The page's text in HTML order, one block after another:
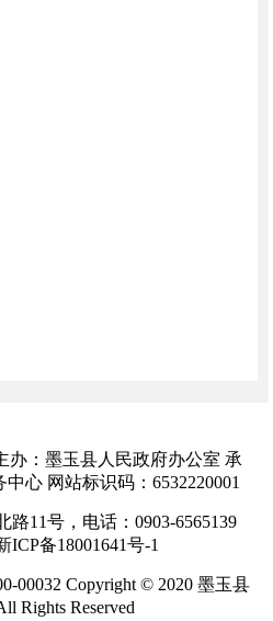
办：墨玉县人民政府办公室 承
心 网站标识码：6532220001
11号，电话：0903-6565139
ICP备18001641号-1
00032 Copyright © 2020 墨玉县
Rights Reserved